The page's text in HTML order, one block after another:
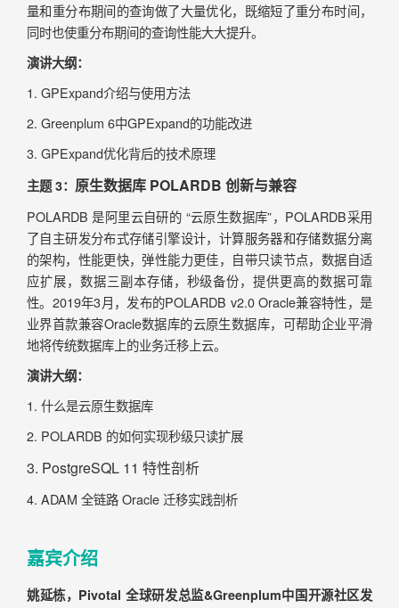
量和重分布期间的查询做了大量优化，既缩短了重分布时间，
同时也使重分布期间的查询性能大大提升。
演讲大纲：
1. GPExpand介绍与使用方法
2. Greenplum 6中GPExpand的功能改进
3. GPExpand优化背后的技术原理
主题 3： 原生数据库 POLARDB 创新与兼容
POLARDB 是阿里云自研的 “云原生数据库”，POLARDB采用
了自主研发分布式存储引擎设计，计算服务器和存储数据分离
的架构，性能更快，弹性能力更佳，自带只读节点，数据自适
应扩展，数据三副本存储，秒级备份，提供更高的数据可靠
性。2019年3月，发布的POLARDB v2.0 Oracle兼容特性，是
业界首款兼容Oracle数据库的云原生数据库，可帮助企业平滑
地将传统数据库上的业务迁移上云。
演讲大纲：
1. 什么是云原生数据库
2. POLARDB 的如何实现秒级只读扩展
3. PostgreSQL 11 特性剖析
4. ADAM 全链路 Oracle 迁移实践剖析
嘉宾介绍
姚延栋， Pivotal 全球研发总监&Greenplum中国开源社区发